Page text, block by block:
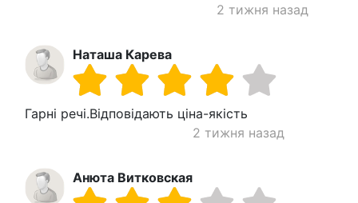
2 тижня назад
Наташа Карева
Гарні речі.Відповідають ціна-якість
2 тижня назад
Анюта Витковская